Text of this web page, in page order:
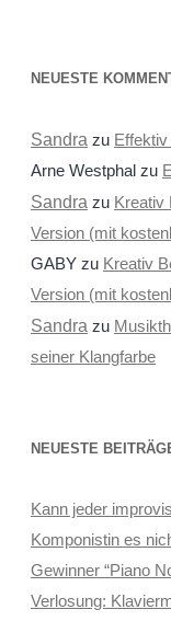
NEUESTE
Sandra zu
Arne Westphalzu
Sandra zu Kreativ
Version (mit
GABYzu Kreativ
Version (mit
Sandra zu
seiner Klangfarbe
NEUESTE
Kann jeder
Komponistin es
Gewinner “Piano
Verlosung: